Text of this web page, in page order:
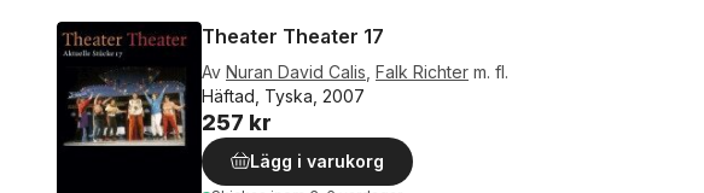
Theater Theater 17
Av Nuran David Calis Falk Richter m. fl.
Häftad, Tyska, 2007
257 kr
Lägg i varukorg